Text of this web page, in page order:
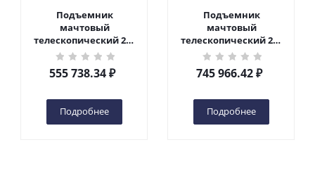
Подъемник
мачтовый
телескопический 200
кг 6 м TOR GTWY6-200S
DC 2-мачтовый
(автономный) (G) в
555 738.34₽
Подробнее
Подъемник
мачтовый
телескопический 200
кг 10 м TOR GTWY10-
200S DC 2-мачтовый
(автономный) (N) в
745 966.42₽
Подробнее